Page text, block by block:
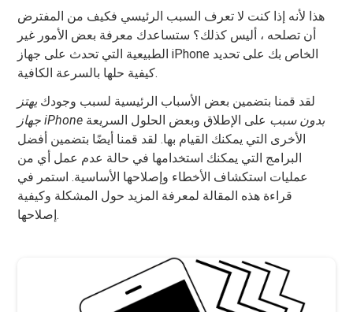
هذا لأنه إذا كنت لا تعرف السبب الرئيسي فكيف من المفترض
أن تصلحه ، أليس كذلك؟ ستساعدك معرفة بعض الأمور غير
الطبيعية التي تحدث على جهاز iPhone الخاص بك على تحديد
كيفية حلها بالسرعة الكافية.
لقد قمنا بتضمين بعض الأسباب الرئيسية لسبب وجودك يهتز
جهاز iPhone بدون سبب على الإطلاق وبعض الحلول السريعة
الأخرى التي يمكنك القيام بها. لقد قمنا أيضًا بتضمين أفضل
البرامج التي يمكنك استخدامها في حالة عدم عمل أي من
عمليات استكشاف الأخطاء وإصلاحها الأساسية. استمر في
قراءة هذه المقالة لمعرفة المزيد حول المشكلة وكيفية
إصلاحها.